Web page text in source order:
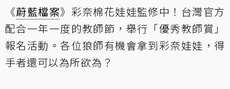
《蔚藍檔案》彩奈棉花娃娃監修中！台灣官方
配合一年一度的教師節，舉行「優秀教師賞」
報名活動。各位狼師有機會拿到彩奈娃娃，得
手者還可以為所欲為？